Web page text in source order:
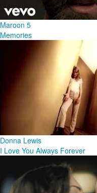
Maroon 5
Memories
Donna Lewis
I Love You Always Forever